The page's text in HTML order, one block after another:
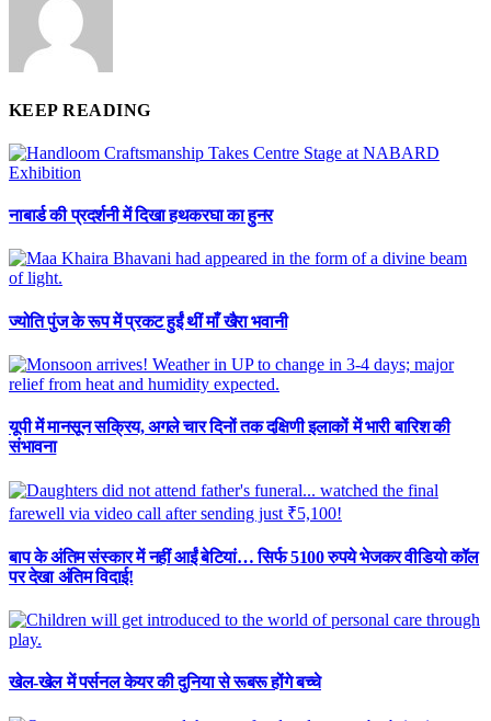
KEEP READING
नाबार्ड की प्रदर्शनी में दिखा हथकरघा का हुनर
ज्योति पुंज के रूप में प्रकट हुईं थीं माँ खैरा भवानी
यूपी में मानसून सक्रिय, अगले चार दिनों तक दक्षिणी इलाकों में भारी बारिश की
संभावना
बाप के अंतिम संस्कार में नहीं आईं बेटियां… सिर्फ 5100 रुपये भेजकर वीडियो कॉल
पर देखा अंतिम विदाई!
खेल-खेल में पर्सनल केयर की दुनिया से रूबरू होंगे बच्चे